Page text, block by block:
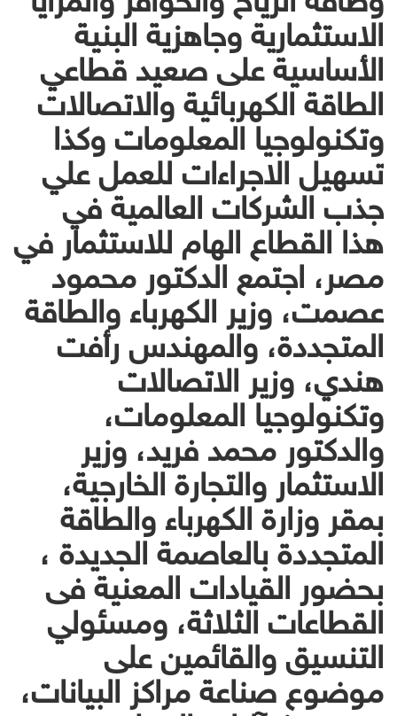
الاستثمارية وجاهزية البنية
الأساسية على صعيد قطاعي
الطاقة الكهربائية والاتصالات
وتكنولوجيا المعلومات وكذا
تسهيل الاجراءات للعمل علي
جذب الشركات العالمية في
هذا القطاع الهام للاستثمار في
مصر، اجتمع الدكتور محمود
عصمت، وزير الكهرباء والطاقة
المتجددة، والمهندس رأفت
هندي، وزير الاتصالات
وتكنولوجيا المعلومات،
والدكتور محمد فريد، وزير
الاستثمار والتجارة الخارجية،
بمقر وزارة الكهرباء والطاقة
المتجددة بالعاصمة الجديدة ،
بحضور القيادات المعنية فى
القطاعات الثلاثة، ومسئولي
التنسيق والقائمين على
موضوع صناعة مراكز البيانات،